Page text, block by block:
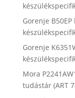
Gorenje
Gorenje
Mora
tudástár (ART